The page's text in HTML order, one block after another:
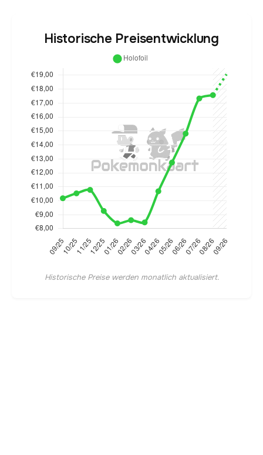
Historische Preisentwicklung
Historische Preise werden monatlich aktualisiert.